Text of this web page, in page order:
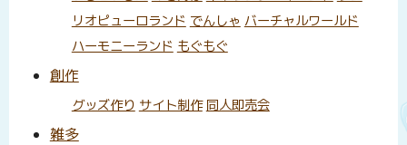
リオピューロランド でんしゃ バーチャルワールド
ハーモニーランド もぐもぐ
創作
グッズ作り サイト制作 同人即売会
雑多